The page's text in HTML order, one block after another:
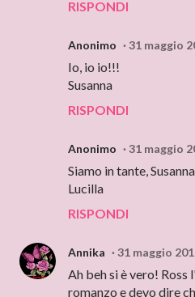
RISPONDI
Anonimo 31 maggio
Io, io io!!!
Susanna
RISPONDI
Anonimo 31 maggio
Siamo in tante,
Lucilla
RISPONDI
Annika 31 maggio
Ah beh si è vero!
romanzo e devo dire